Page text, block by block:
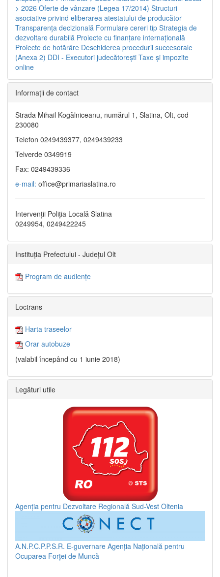
> 2026 Oferte de vânzare (Legea 17/2014) Structuri
asociative privind eliberarea atestatului de producător
Transparenţa decizională Formulare cereri tip Strategia de
dezvoltare durabilă Proiecte cu finanţare internaţională
Proiecte de hotărâre Deschiderea procedurii succesorale
(Anexa 2) DDI - Executori judecătorești Taxe şi impozite
online
Informaţii de contact
Strada Mihail Kogălniceanu, numărul 1, Slatina, Olt, cod
230080
Telefon 0249439377, 0249439233
Telverde 0349919
Fax: 0249439336
e-mail: office@primariaslatina.ro
Intervenții Poliția Locală Slatina
0249954, 0249422245
Instituția Prefectului - Județul Olt
Program de audiențe
Loctrans
Harta traseelor
Orar autobuze
(valabil începând cu 1 iunie 2018)
Legături utile
Agenția pentru Dezvoltare Regională Sud-Vest Oltenia
A.N.P.C.P.P.S.R. E-guvernare Agenția Națională pentru
Ocuparea Forței de Muncă